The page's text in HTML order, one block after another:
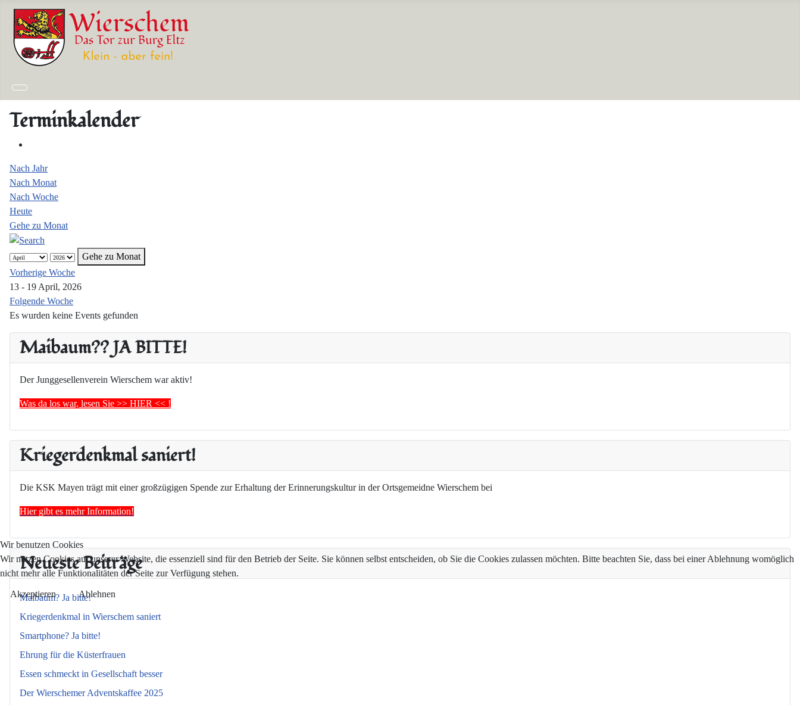
Maibaum?? JA BITTE!
Der Junggesellenverein Wierschem war aktiv!
Was da los war, lesen Sie >> HIER << !
Kriegerdenkmal saniert!
Die KSK Mayen trägt mit einer großzügigen Spende zur Erhaltung der Erinnerungskultur in der Ortsgemeidne Wierschem bei
Hier gibt es mehr Information!
Neueste Beiträge
Maibaum? Ja bitte!
Kriegerdenkmal in Wierschem saniert
Smartphone? Ja bitte!
Ehrung für die Küsterfrauen
Essen schmeckt in Gesellschaft besser
Der Wierschemer Adventskaffee 2025
Terminkalender
Nach Jahr
Nach Monat
Nach Woche
Heute
Gehe zu Monat
Gehe zu Monat
Vorherige Woche
13 - 19 April, 2026
Folgende Woche
Es wurden keine Events gefunden
Wir benutzen Cookies
Wir nutzen Cookies auf unserer Website, die essenziell sind für den Betrieb der Seite. Sie können selbst entscheiden, ob Sie die Cookies zulassen möchten. Bitte beachten Sie, dass bei einer Ablehnung womöglich
nicht mehr alle Funktionalitäten der Seite zur Verfügung stehen.
Akzeptieren Ablehnen